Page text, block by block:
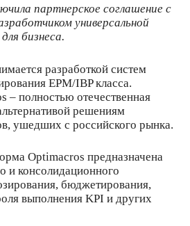
партнерское соглашение с
универсальной
бизнеса.
разработкой систем
EPM/IBP класса.
– полностью отечественная
решениям
ушедших с российского рынка.
Optimacros предназначена
и консолидационного
бюджетирования,
выполнения KPI и других